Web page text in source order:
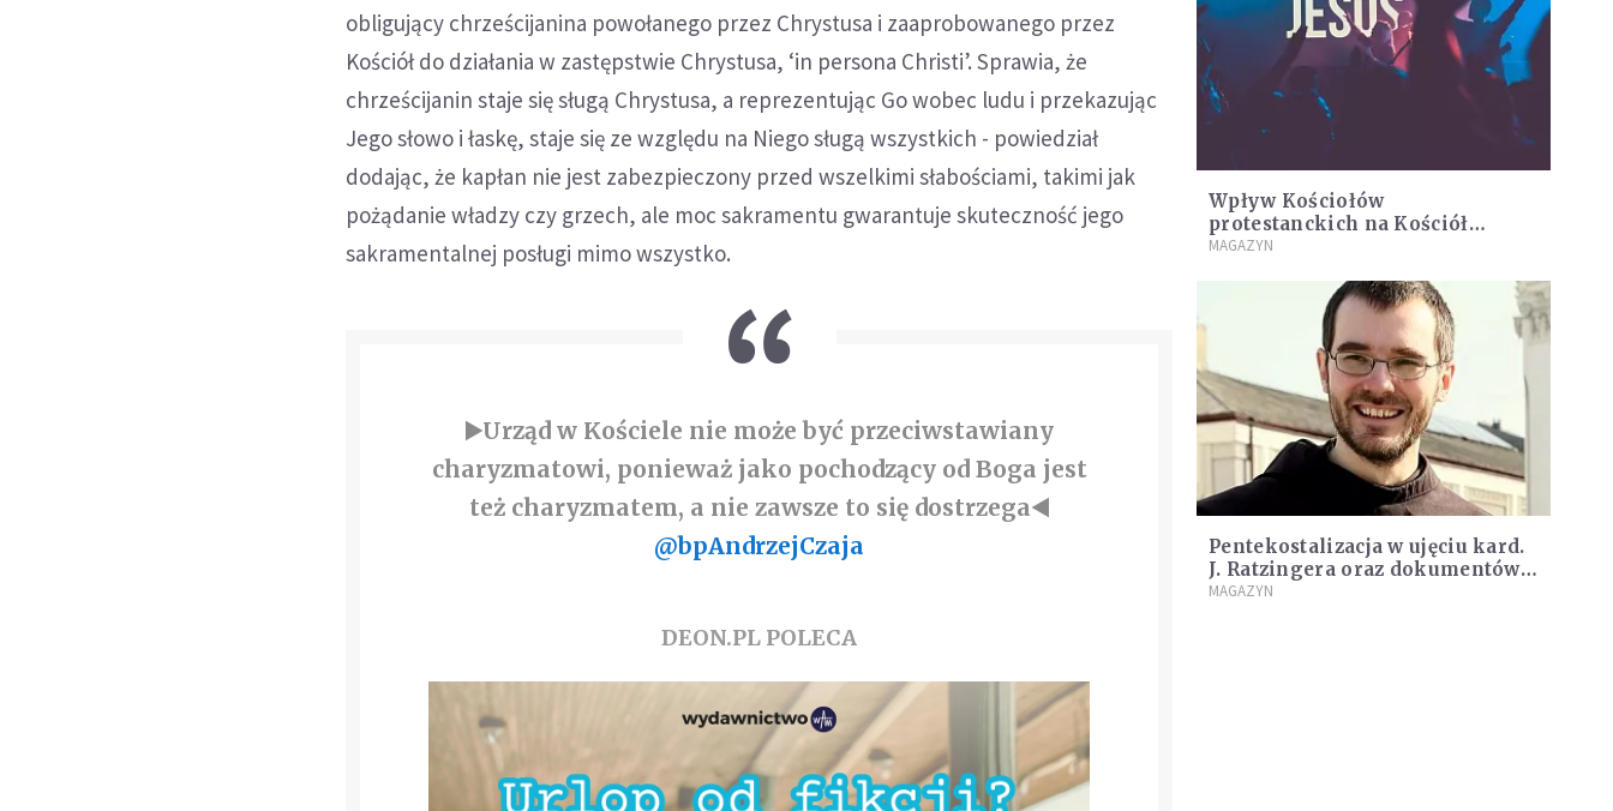
obligujący chrześcijanina powołanego przez Chrystusa i zaaprobowanego przez
Kościół do działania w zastępstwie Chrystusa, ‘in persona Christi’. Sprawia, że
chrześcijanin staje się sługą Chrystusa, a reprezentując Go wobec ludu i przekazując
Jego słowo i łaskę, staje się ze względu na Niego sługą wszystkich - powiedział
dodając, że kapłan nie jest zabezpieczony przed wszelkimi słabościami, takimi jak
pożądanie władzy czy grzech, ale moc sakramentu gwarantuje skuteczność jego
sakramentalnej posługi mimo wszystko.
▶️Urząd w Kościele nie może być przeciwstawiany
charyzmatowi, ponieważ jako pochodzący od Boga jest
też charyzmatem, a nie zawsze to się dostrzega◀️
@bpAndrzejCzaja
DEON.PL POLECA
Wpływ Kościołów
protestanckich na Kościół
katolicki to fakt [ROZMOWA]
MAGAZYN
Pentekostalizacja w ujęciu kard.
J. Ratzingera oraz dokumentów
episkopatów - dar czy
MAGAZYN